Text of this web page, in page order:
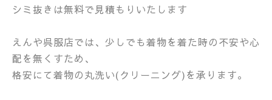
シミ抜きは無料で見積もりいたします
えんや呉服店では、少しでも着物を着た時の不安や心
配を無くすため、
格安にて着物の丸洗い(クリーニング)を承ります。